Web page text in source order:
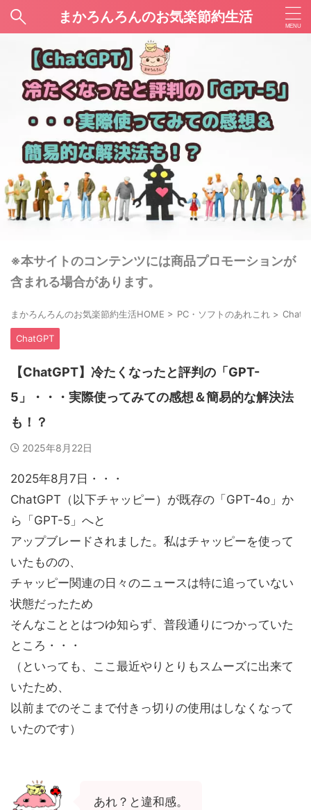
まかろんろんのお気楽節約生活
※本サイトのコンテンツには商品プロモーションが
含まれる場合があります。
まかろんろんのお気楽節約生活HOME > PC・ソフトのあれこれ >
ChatGPT
【ChatGPT】冷たくなったと評判の「GPT-
5」・・・実際使ってみての感想＆簡易的な解決法
も！？
2025年8月22日
2025年8月7日・・・
ChatGPT（以下チャッピー）が既存の「GPT-4o」か
ら「GPT-5」へと
アップブレードされました。私はチャッピーを使って
いたものの、
チャッピー関連の日々のニュースは特に追っていない
状態だったため
そんなこととはつゆ知らず、普段通りにつかっていた
ところ・・・
（といっても、ここ最近やりとりもスムーズに出来て
いたため、
以前までのそこまで付きっ切りの使用はしなくなって
いたのです）
あれ？と違和感。